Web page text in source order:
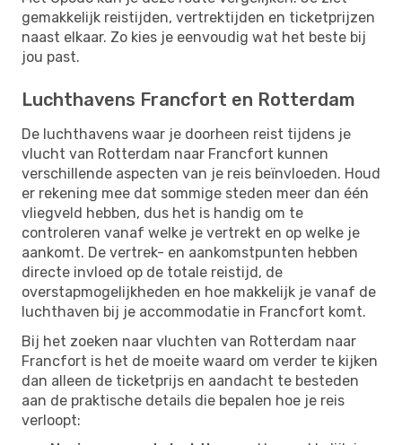
gemakkelijk reistijden, vertrektijden en ticketprijzen
naast elkaar. Zo kies je eenvoudig wat het beste bij
jou past.
Luchthavens Francfort en Rotterdam
De luchthavens waar je doorheen reist tijdens je
vlucht van Rotterdam naar Francfort kunnen
verschillende aspecten van je reis beïnvloeden. Houd
er rekening mee dat sommige steden meer dan één
vliegveld hebben, dus het is handig om te
controleren vanaf welke je vertrekt en op welke je
aankomt. De vertrek- en aankomstpunten hebben
directe invloed op de totale reistijd, de
overstapmogelijkheden en hoe makkelijk je vanaf de
luchthaven bij je accommodatie in Francfort komt.
Bij het zoeken naar vluchten van Rotterdam naar
Francfort is het de moeite waard om verder te kijken
dan alleen de ticketprijs en aandacht te besteden
aan de praktische details die bepalen hoe je reis
verloopt: